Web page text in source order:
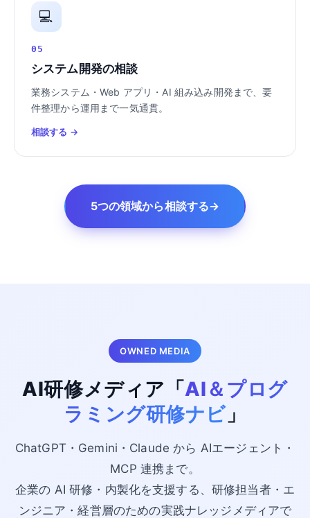
💻
05
システム開発の相談
業務システム・Web アプリ・AI 組み込み開発まで、要
件整理から運用まで一気通貫。
相談する →
5つの領域から相談する→
OWNED MEDIA
AI研修メディア「AI＆プログ
ラミング研修ナビ」
ChatGPT・Gemini・Claude から AIエージェント・
MCP 連携まで。
企業の AI 研修・内製化を支援する、研修担当者・エ
ンジニア・経営層のための実践ナレッジメディアで